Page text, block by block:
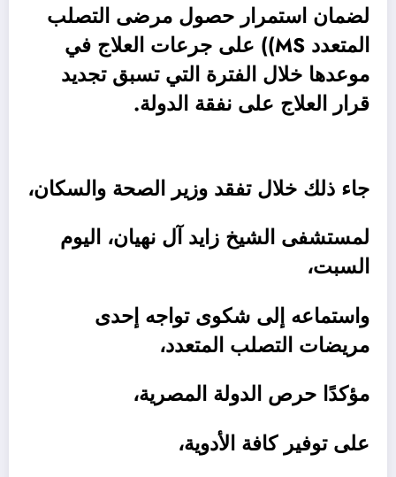
لضمان استمرار حصول مرضى التصلب
المتعدد MS)) على جرعات العلاج في
موعدها خلال الفترة التي تسبق تجديد
قرار العلاج على نفقة الدولة.
جاء ذلك خلال تفقد وزير الصحة والسكان،
لمستشفى الشيخ زايد آل نهيان، اليوم
السبت،
واستماعه إلى شكوى تواجه إحدى
مريضات التصلب المتعدد،
مؤكدًا حرص الدولة المصرية،
على توفير كافة الأدوية،